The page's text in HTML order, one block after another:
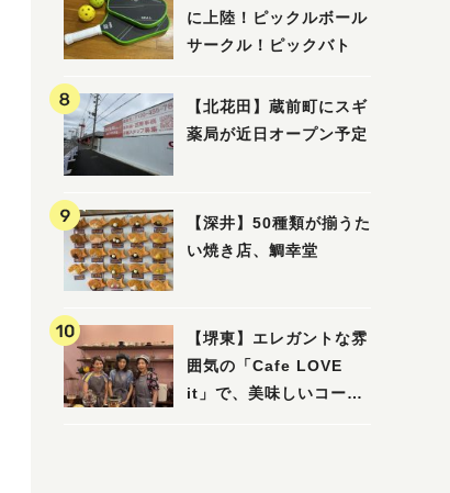
に上陸！ピックルボール
サークル！ピックバト
【北花田】蔵前町にスギ
薬局が近日オープン予定
【深井】50種類が揃うた
い焼き店、鯛幸堂
【堺東】エレガントな雰
囲気の「Cafe LOVE
it」で、美味しいコーヒ